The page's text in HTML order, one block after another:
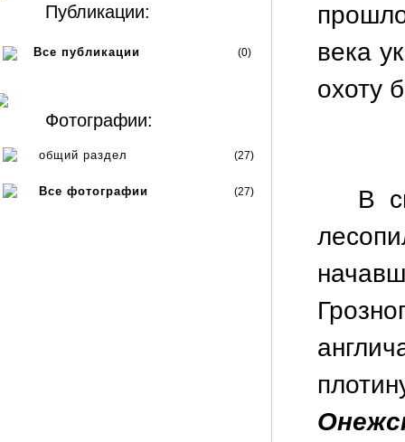
Публикации:
Все публикации (0)
Фотографии:
общий раздел (27)
Все фотографии (27)
века
охоту
В